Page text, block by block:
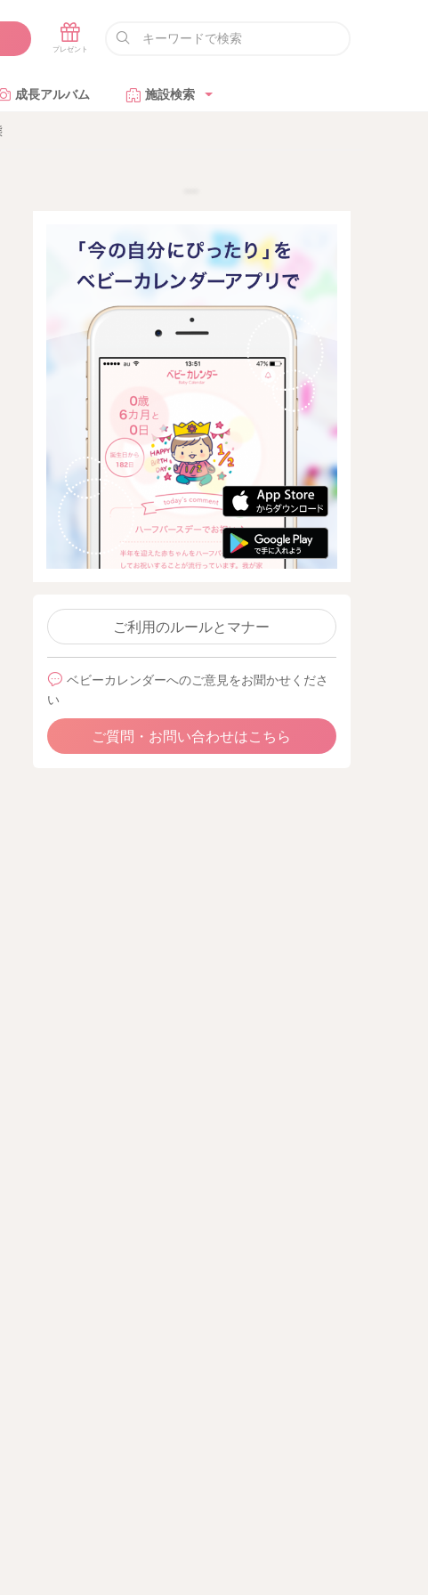
成長アルバム 施設検索
ご利用のルールとマナー
ベビーカレンダーへのご意見をお聞かせくださ
い
ご質問・お問い合わせはこちら